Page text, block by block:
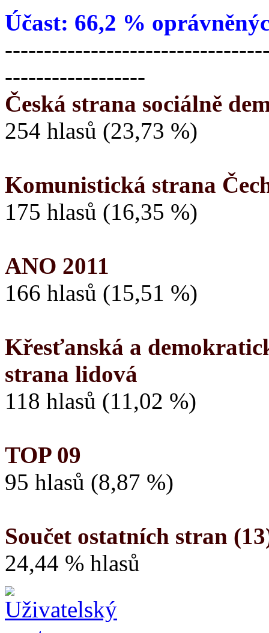
Účast: 66,2 %
------------------
Česká strana sociálně
254 hlasů (23,73 %)
Komunistická strana
175 hlasů (16,35 %)
ANO 2011
166 hlasů (15,51 %)
Křesťanská a
strana lidová
118 hlasů (11,02 %)
TOP 09
95 hlasů (8,87 %)
Součet ostatních stran
24,44 % hlasů